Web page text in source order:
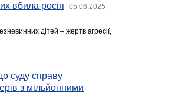
вбила росія
05.06.2025
дітей – жертв агресії,
суду справу
з мільйонними